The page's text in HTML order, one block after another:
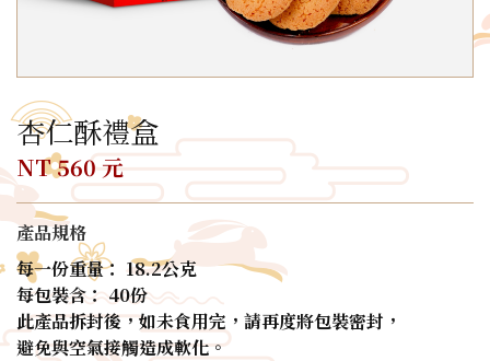
杏仁酥禮盒
NT 560 元
產品規格
每一份重量： 18.2公克
每包裝含： 40份
此產品拆封後，如未食用完，請再度將包裝密封，
避免與空氣接觸造成軟化。